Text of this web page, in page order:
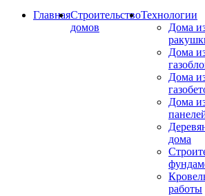
ГлавнаяСтроительство
домов
Технологии
Дома
Дома
Дома
Дома
дома
работы